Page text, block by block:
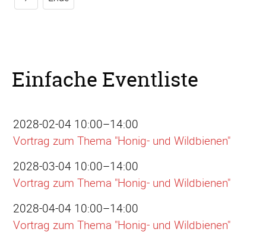
Einfache Eventliste
2028-02-04 10:00–14:00
Vortrag zum Thema "Honig- und Wildbienen"
2028-03-04 10:00–14:00
Vortrag zum Thema "Honig- und Wildbienen"
2028-04-04 10:00–14:00
Vortrag zum Thema "Honig- und Wildbienen"